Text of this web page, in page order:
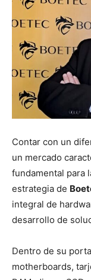
Contar con un
un mercado
fundamental para
estrategia de
integral de
desarrollo de
Dentro de su
motherboards,